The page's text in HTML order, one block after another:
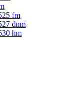
fm
dnm
hm